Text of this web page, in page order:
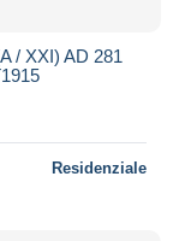
/ XXI) AD 281
Residenziale